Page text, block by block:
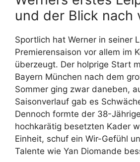
und der Blick nach
Sportlich hat Werner in seiner
Premierensaison vor allem im
überzeugt. Der holprige Start
Bayern München nach dem
Sommer ging zwar daneben,
Saisonverlauf gab es
Dennoch formte der 38-
hochkarätig besetzten Kader
Einheit, schuf ein Wir-Gefühl
Talente wie Yan Diomande